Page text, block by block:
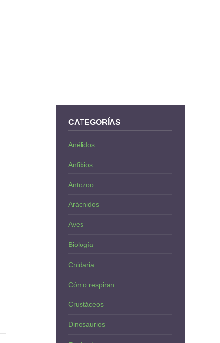
CATEGORÍAS
Anélidos
Anfibios
Antozoo
Arácnidos
Aves
Biología
Cnidaria
Cómo respiran
Crustáceos
Dinosaurios